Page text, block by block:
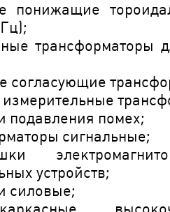
понижащие
трансформаторы
согласующие
подавления помех;
сигнальные; 
устройств; 
силовые; 